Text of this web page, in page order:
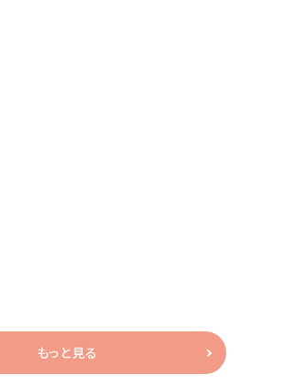
もっと見る